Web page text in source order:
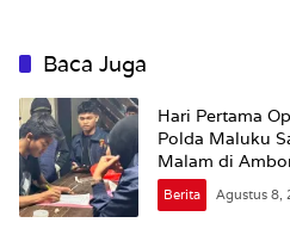
Baca Juga
Hari Pertama
Polda Maluku
Malam di
Berita Agustus 8,